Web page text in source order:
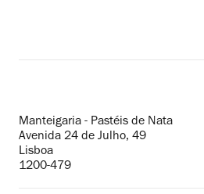
Endereço
Manteigaria - Pastéis de Nata
Avenida 24 de Julho, 49
Lisboa
1200-479